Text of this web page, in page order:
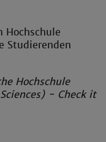
Hochschule
Studierenden
Hochschule
- Check it